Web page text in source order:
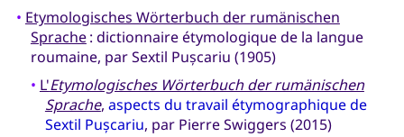
• Etymologisches Wörterbuch der rumänischen
Sprache: dictionnaire étymologique de la langue
roumaine, par Sextil Pușcariu (1905)
• L'Etymologisches Wörterbuch der rumänischen
Sprache, aspects du travail étymographique de
Sextil Pușcariu, par Pierre Swiggers (2015)